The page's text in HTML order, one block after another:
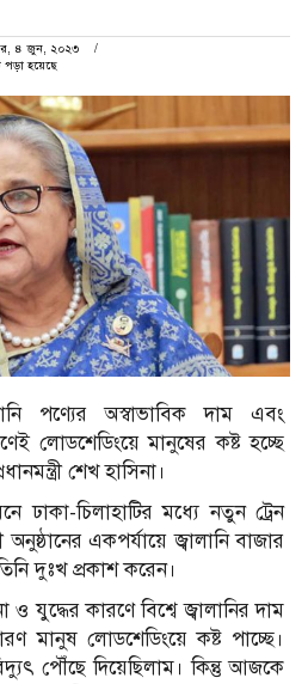
৪ জুন, ২০২৩
হয়েছে
পণ্যের অস্বাভাবিক দাম এবং
লোডশেডিংয়ে মানুষের কষ্ট হচ্ছে
শেখ হাসিনা।
চিলাহাটির মধ্যে নতুন ট্রেন
অনুষ্ঠানের একপর্যায়ে জ্বালানি বাজার
দুঃখ প্রকাশ করেন।
যুদ্ধের কারণে বিশ্বে জ্বালানির দাম
মানুষ লোডশেডিংয়ে কষ্ট পাচ্ছে।
পৌঁছে দিয়েছিলাম। কিন্তু আজকে